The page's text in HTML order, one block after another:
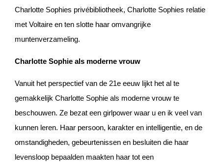
Charlotte Sophies privébibliotheek, Charlotte Sophies relatie
met Voltaire en ten slotte haar omvangrijke
muntenverzameling.
Charlotte Sophie als moderne vrouw
Vanuit het perspectief van de 21e eeuw lijkt het al te
gemakkelijk Charlotte Sophie als moderne vrouw te
beschouwen. Ze bezat een girlpower waar u en ik veel van
kunnen leren. Haar persoon, karakter en intelligentie, en de
omstandigheden, gebeurtenissen en besluiten die haar
levensloop bepaalden maakten haar tot een